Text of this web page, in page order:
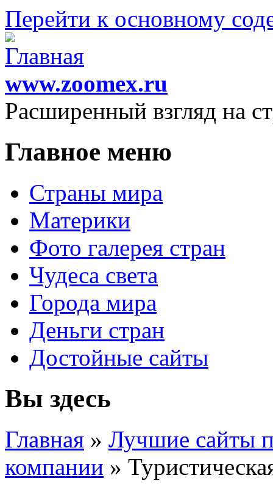
Перейти к основному
www.zoomex.ru
Расширенный взгляд на
Главное меню
Страны мира
Материки
Фото галерея стран
Чудеса света
Города мира
Деньги стран
Достойные сайты
Вы здесь
Главная » Лучшие сайты
компании »